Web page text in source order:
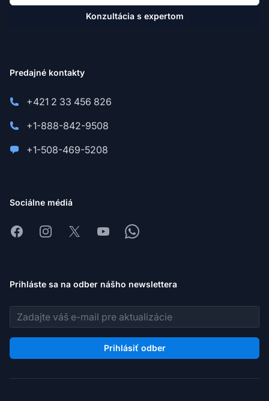
Konzultácia s expertom
Predajné kontakty
+421 2 33 456 826
+1-888-842-9508
+1-508-469-5208
Sociálne médiá
FacebookInstagram
X YoutubeWhatsapp
Prihláste sa na odber nášho newslettera
E-mailová adresa
Prihlásiť odber